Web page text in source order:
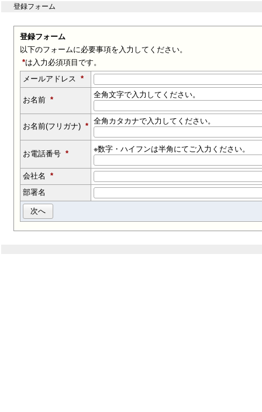
登録フォーム
登録フォーム
以下のフォームに必要事項を入力してください。
*は入力必須項目です。
メールアドレス *
お名前 *
全角文字で入力してください。
お名前(フリガナ) *
全角カタカナで入力してください。
お電話番号 *
※数字・ハイフンは半角にてご入力ください。
会社名
*
部署名